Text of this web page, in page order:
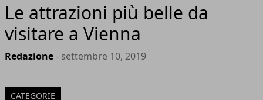
Le attrazioni più belle da
visitare a Vienna
Redazione- settembre 10, 2019
CATEGORIE